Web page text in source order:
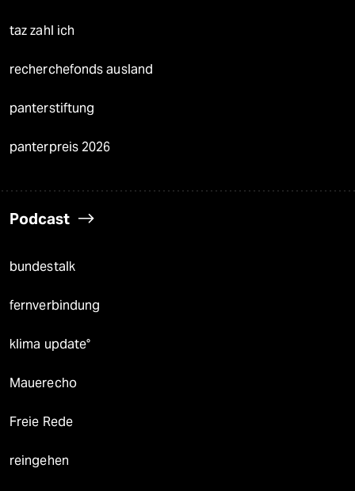
taz zahl ich
recherchefonds ausland
panterstiftung
panterpreis 2026
Podcast
bundestalk
fernverbindung
klima update°
Mauerecho
Freie Rede
reingehen